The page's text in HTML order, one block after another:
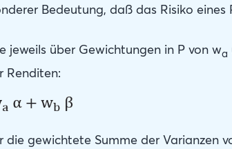
Bedeutung, daß das Risiko
jeweils über Gewichtungen in P von wa
Renditen:
gewichtete Summe der Varianzen